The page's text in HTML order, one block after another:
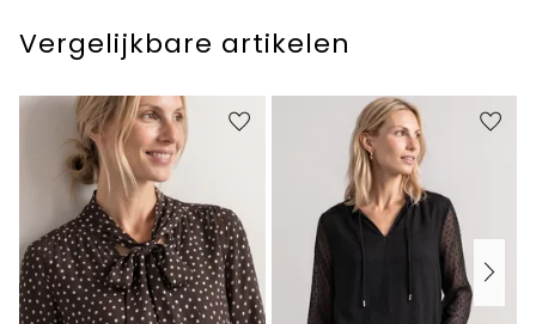
Vergelijkbare artikelen